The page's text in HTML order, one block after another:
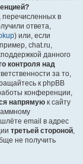
в
ответа,
) или, если
chat.ru,
данного
контроля над
за то,
к phpBB
конференции,
напрямую к сайту
email в адрес
третьей стороной,
не получить